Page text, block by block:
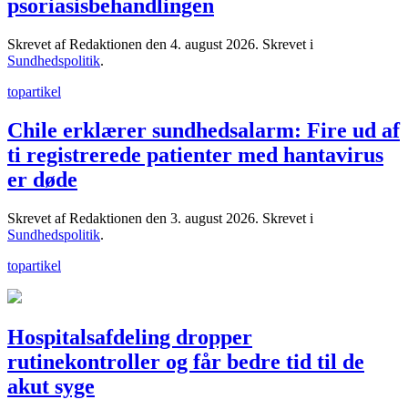
psoriasisbehandlingen
Skrevet af Redaktionen den 4. august 2026. Skrevet i
Sundhedspolitik.
topartikel
Chile erklærer sundhedsalarm: Fire ud af
ti registrerede patienter med hantavirus
er døde
Skrevet af Redaktionen den 3. august 2026. Skrevet i
Sundhedspolitik.
topartikel
Hospitalsafdeling dropper
rutinekontroller og får bedre tid til de
akut syge